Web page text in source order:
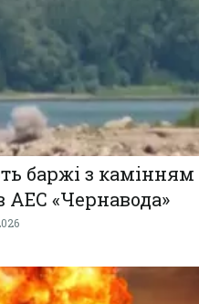
баржі з
АЕС «Чернавода»